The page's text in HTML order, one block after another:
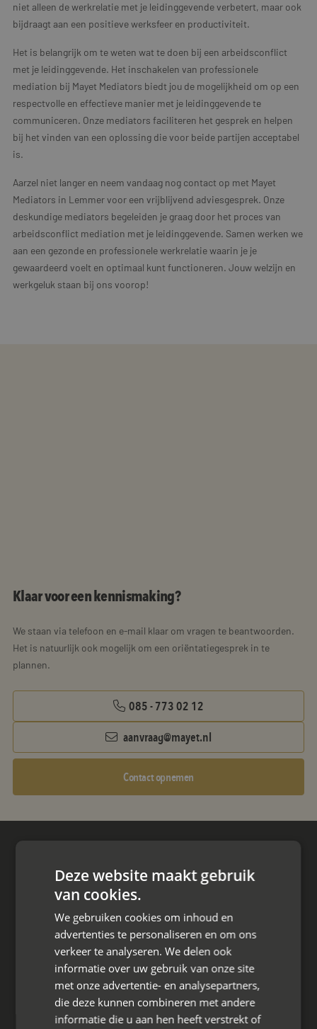
niet alleen de werkrelatie met je leidinggevende verbetert, maar ook
bijdraagt aan een positieve werksfeer en productiviteit.
Het is belangrijk om te weten wat te doen bij een arbeidsconflict
met je leidinggevende. Het inschakelen van professionele
mediation bij Mayet Mediators biedt jou de mogelijkheid om op een
respectvolle en effectieve manier met je leidinggevende te
communiceren. Onze mediators faciliteren het gesprek en helpen
bij het vinden van een oplossing die voor beide partijen acceptabel
is.
Aarzel niet langer en neem vandaag nog contact op met Mayet
Mediators in Lemmer voor een vrijblijvend adviesgesprek. Onze
deskundige mediators begeleiden je graag door het proces van
arbeidsconflict mediation met je leidinggevende. Samen werken we
aan een gezonde en professionele werkrelatie waarin je je
gewaardeerd voelt en optimaal kunt functioneren. Jouw welzijn en
werkgeluk staan bij ons voorop!
Klaar voor een kennismaking?
We staan via telefoon en e-mail klaar om vragen te beantwoorden.
Het is natuurlijk ook mogelijk om een oriëntatiegesprek in te
plannen.
085 - 773 02 12
aanvraag@mayet.nl
Contact opnemen
Den Berg 16A
4661 KZ Halsteren,
085 - 773 02 12
aanvraag@mayet.nl
Deze website maakt gebruik
van cookies.
We gebruiken cookies om inhoud en
advertenties te personaliseren en om ons
verkeer te analyseren. We delen ook
informatie over uw gebruik van onze site
met onze advertentie- en analysepartners,
die deze kunnen combineren met andere
informatie die u aan hen heeft verstrekt of